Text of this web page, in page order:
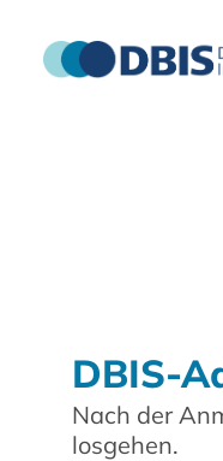
DBIS-
Nach der
losgehen.